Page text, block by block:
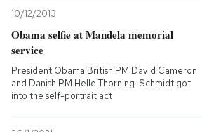
10/12/2013
Obama selfie at Mandela memorial
service
President Obama British PM David Cameron
and Danish PM Helle Thorning-Schmidt got
into the self-portrait act